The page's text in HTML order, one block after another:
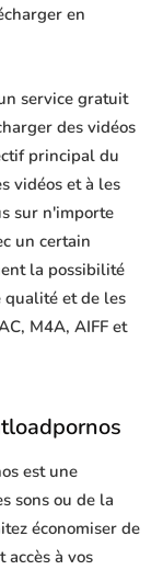
en
service gratuit
des vidéos
principal du
vidéos et à les
sur n'importe
un certain
la possibilité
qualité et de les
M4A, AIFF et
est une
sons ou de la
économiser de
à vos